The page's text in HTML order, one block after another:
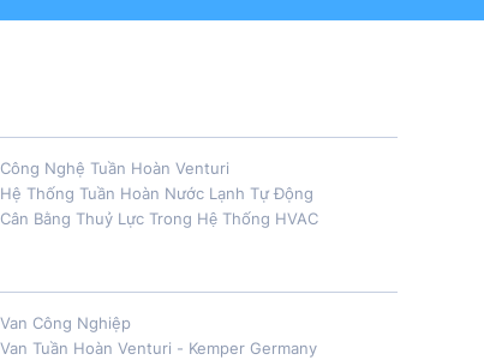
Công Nghệ Tuần Hoàn Venturi
Hệ Thống Tuần Hoàn Nước Lạnh Tự Động
Cân Bằng Thuỷ Lực Trong Hệ Thống HVAC
Van Công Nghiệp
Van Tuần Hoàn Venturi - Kemper Germany